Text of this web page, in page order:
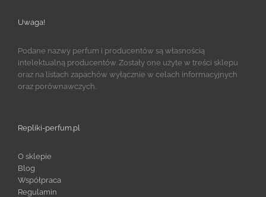
Uwaga!
Podane nazwy perfum i producentów są własnością
intelektualną producentów. Zostały one użyte w treści sklepu
oraz na listach zapachów wyłącznie w celach informacyjnych
oraz porównawczych.
Repliki-perfum.pl
O sklepie
Blog
Współpraca
Regulamin